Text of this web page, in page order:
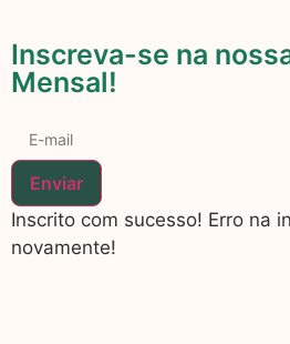
Inscreva-se na
Mensal!
Enviar
Inscrito com sucesso! Erro na
novamente!